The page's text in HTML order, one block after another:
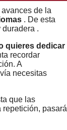
de la
. De esta
.
quieres dedicar
recordar
A
necesitas
que las
repetición, pasará